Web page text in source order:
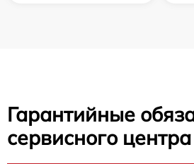
Гарантийные
сервисного